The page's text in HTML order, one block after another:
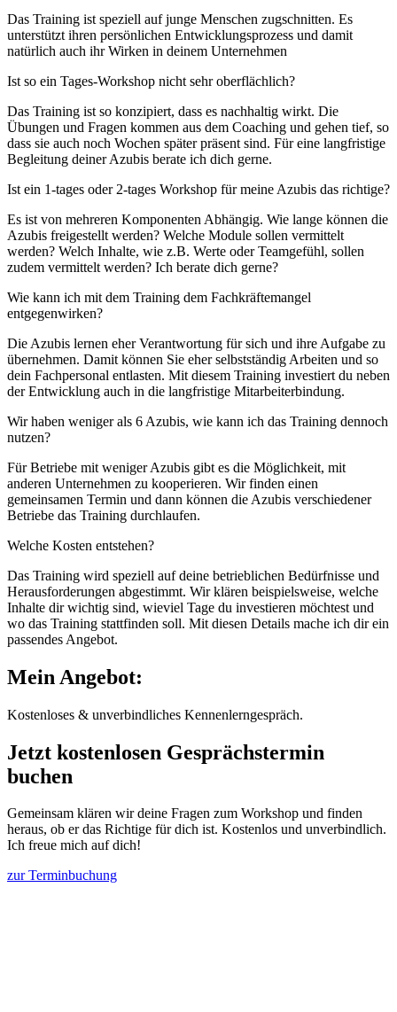
Das Training ist speziell auf junge Menschen zugschnitten. Es
unterstützt ihren persönlichen Entwicklungsprozess und damit
natürlich auch ihr Wirken in deinem Unternehmen
Ist so ein Tages-Workshop nicht sehr oberflächlich?
Das Training ist so konzipiert, dass es nachhaltig wirkt. Die
Übungen und Fragen kommen aus dem Coaching und gehen tief, so
dass sie auch noch Wochen später präsent sind. Für eine langfristige
Begleitung deiner Azubis berate ich dich gerne.
Ist ein 1-tages oder 2-tages Workshop für meine Azubis das richtige?
Es ist von mehreren Komponenten Abhängig. Wie lange können die
Azubis freigestellt werden? Welche Module sollen vermittelt
werden? Welch Inhalte, wie z.B. Werte oder Teamgefühl, sollen
zudem vermittelt werden? Ich berate dich gerne?
Wie kann ich mit dem Training dem Fachkräftemangel
entgegenwirken?
Die Azubis lernen eher Verantwortung für sich und ihre Aufgabe zu
übernehmen. Damit können Sie eher selbstständig Arbeiten und so
dein Fachpersonal entlasten. Mit diesem Training investiert du neben
der Entwicklung auch in die langfristige Mitarbeiterbindung.
Wir haben weniger als 6 Azubis, wie kann ich das Training dennoch
nutzen?
Für Betriebe mit weniger Azubis gibt es die Möglichkeit, mit
anderen Unternehmen zu kooperieren. Wir finden einen
gemeinsamen Termin und dann können die Azubis verschiedener
Betriebe das Training durchlaufen.
Welche Kosten entstehen?
Das Training wird speziell auf deine betrieblichen Bedürfnisse und
Herausforderungen abgestimmt. Wir klären beispielsweise, welche
Inhalte dir wichtig sind, wieviel Tage du investieren möchtest und
wo das Training stattfinden soll. Mit diesen Details mache ich dir ein
passendes Angebot.
Mein Angebot:
Kostenloses & unverbindliches Kennenlerngespräch.
Jetzt kostenlosen Gesprächstermin
buchen
Gemeinsam klären wir deine Fragen zum Workshop und finden
heraus, ob er das Richtige für dich ist. Kostenlos und unverbindlich.
Ich freue mich auf dich!
zur Terminbuchung